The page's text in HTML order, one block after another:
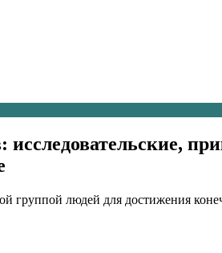
группой людей для достижения